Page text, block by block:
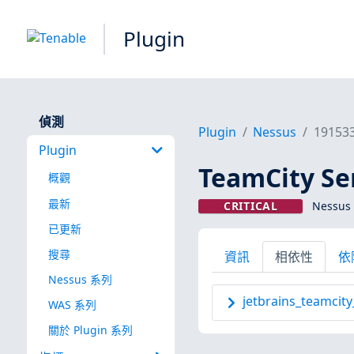
Plugin
偵測
Plugin
概觀
最新
已更新
搜尋
Nessus 系列
WAS 系列
關於 Plugin 系列
Plugin Nessus
TeamCity
CRITICAL
資訊 相依性 依